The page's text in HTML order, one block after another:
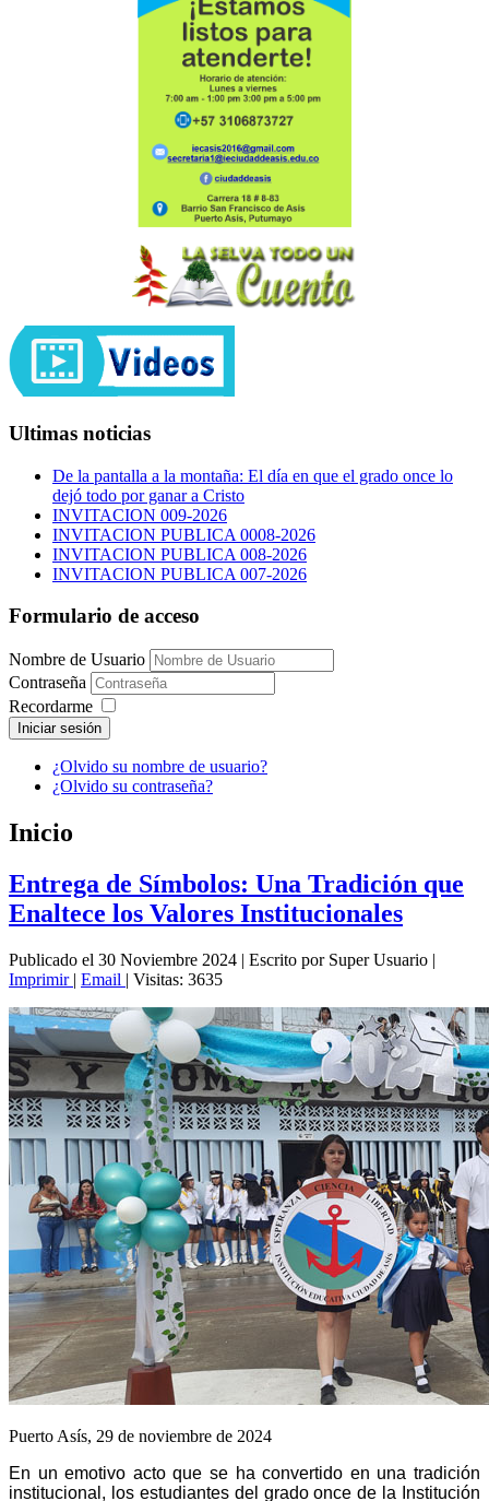
Ultimas noticias
De la pantalla a la montaña: El día en que el grado once lo
dejó todo por ganar a Cristo
INVITACION 009-2026
INVITACION PUBLICA 0008-2026
INVITACION PUBLICA 008-2026
INVITACION PUBLICA 007-2026
Formulario de acceso
Nombre de Usuario
Contraseña
Recordarme
Iniciar sesión
¿Olvido su nombre de usuario?
¿Olvido su contraseña?
Inicio
Entrega de Símbolos: Una Tradición que
Enaltece los Valores Institucionales
Publicado el 30 Noviembre 2024 | Escrito por Super Usuario |
Imprimir | Email | Visitas: 3635
Puerto Asís, 29 de noviembre de 2024
En un emotivo acto que se ha convertido en una tradición
institucional, los estudiantes del grado once de la Institución